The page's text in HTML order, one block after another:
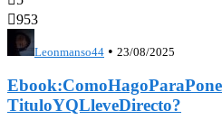
953
Leonmanso44 • 23/08/2025
TituloYQLleveDirecto?